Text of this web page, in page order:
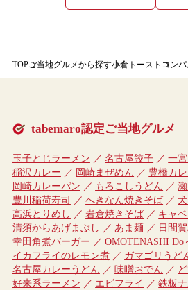
TOPご当地グルメから探す小倉トースト コン
tabemaro認定ご当地グルメ
玉子とじラーメン 名古屋餃子
一
稲沢カレー
岡崎まぜめん
豊橋カ
岡崎カレーパン
もろこしうどん
豊川稲荷寿司
へきなん焼きそば
高浜とりめし
岩倉焼きそば
キャ
清須からあげまぶし
あま麺
日間
幸田角煮バーガー
OMOTENASHI Do
イカフライのレモン煮
ガマゴリうど
名古屋カレーうどん
味噌おでん
好来系ラーメン
エビフライ
鉄板